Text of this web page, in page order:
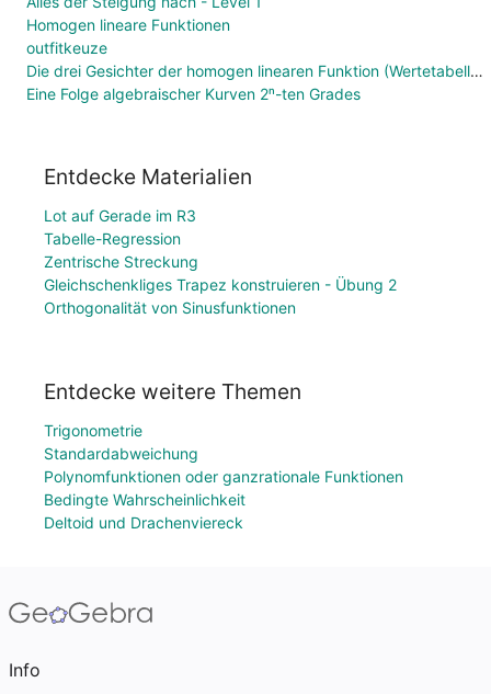
Homogen lineare Funktionen
outfitkeuze
Die drei Gesichter der homogen linearen Funktion (Wertetabelle, Funktionsgleichung, Graph)
Eine Folge algebraischer Kurven 2ⁿ-ten Grades
Entdecke Materialien
Lot auf Gerade im R3
Tabelle-Regression
Zentrische Streckung
Gleichschenkliges Trapez konstruieren - Übung 2
Orthogonalität von Sinusfunktionen
Entdecke weitere Themen
Trigonometrie
Standardabweichung
Polynomfunktionen oder ganzrationale Funktionen
Bedingte Wahrscheinlichkeit
Deltoid und Drachenviereck
Info